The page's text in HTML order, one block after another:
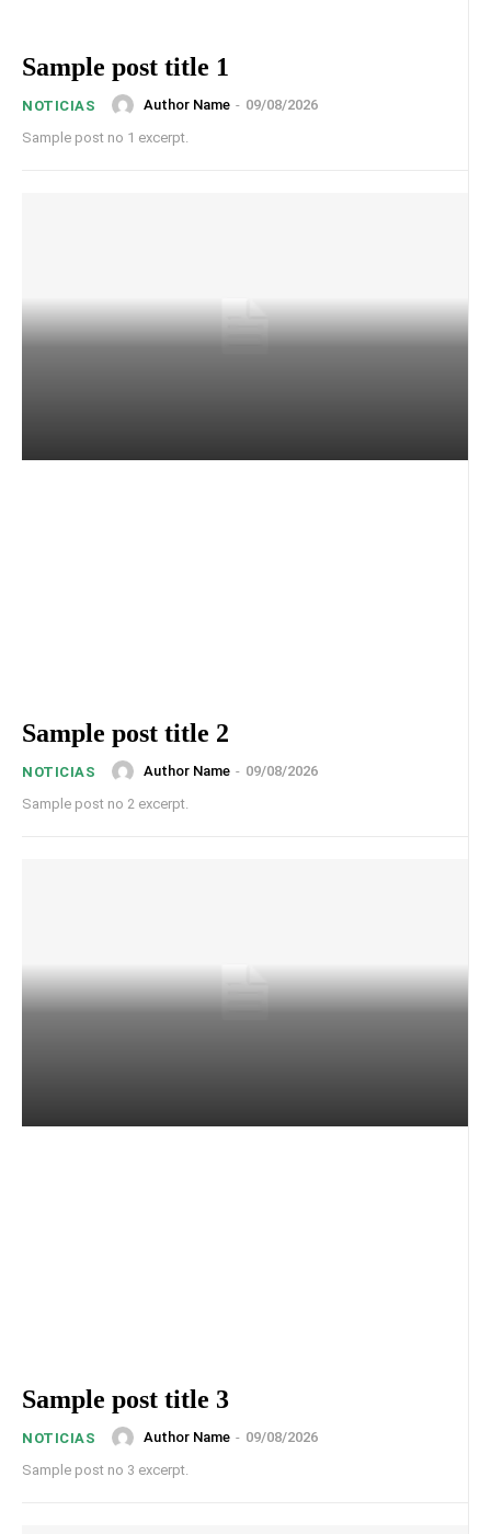
Sample post title 1
NOTICIAS Author Name - 09/08/2026
Sample post no 1 excerpt.
Sample post title 2
NOTICIAS Author Name - 09/08/2026
Sample post no 2 excerpt.
Sample post title 3
NOTICIAS Author Name - 09/08/2026
Sample post no 3 excerpt.